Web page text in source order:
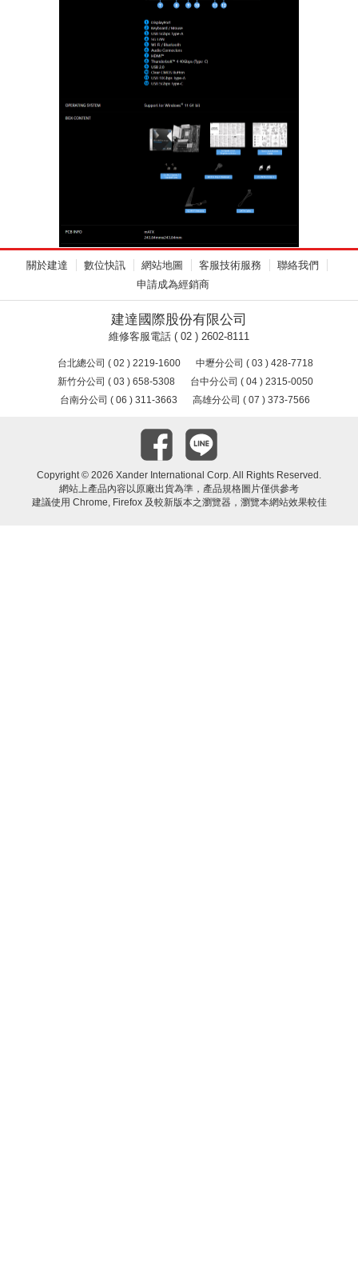
關於建達 數位快訊 網站地圖 客服技術服務
聯絡我們
申請成為經銷商
建達國際股份有限公司
維修客服電話 ( 02 ) 2602-8111
台北總公司 ( 02 ) 2219-1600
中壢分公司 ( 03 ) 428-7718
新竹分公司 ( 03 ) 658-5308
台中分公司 ( 04 ) 2315-0050
台南分公司 ( 06 ) 311-3663
高雄分公司 ( 07 ) 373-7566
Copyright © 2026 Xander International Corp. All Rights Reserved.
網站上產品內容以原廠出貨為準，產品規格圖片僅供參考
建議使用 Chrome, Firefox 及較新版本之瀏覽器，瀏覽本網站效果較佳